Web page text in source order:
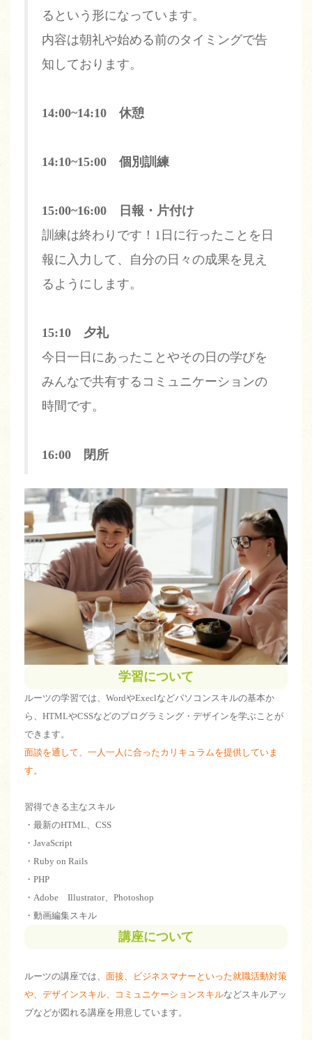
るという形になっています。
内容は朝礼や始める前のタイミングで告
知しております。
14:00~14:10 休憩
14:10~15:00 個別訓練
15:00~16:00 日報・片付け
訓練は終わりです！1日に行ったことを日
報に入力して、自分の日々の成果を見え
るようにします。
15:10 夕礼
今日一日にあったことやその日の学びを
みんなで共有するコミュニケーションの
時間です。
16:00 閉所
学習について
ルーツの学習では、WordやExeclなどパソコンスキルの基本か
ら、HTMLやCSSなどのプログラミング・デザインを学ぶことが
できます。
面談を通して、一人一人に合ったカリキュラムを提供していま
す。
習得できる主なスキル
・最新のHTML、CSS
・JavaScript
・Ruby on Rails
・PHP
・Adobe Illustrator、Photoshop
・動画編集スキル
講座について
ルーツの講座では、 面接、ビジネスマナーといった就職活動対策
や、デザインスキル、コミュニケーションスキルなどスキルアッ
プなどが図れる講座を用意しています。